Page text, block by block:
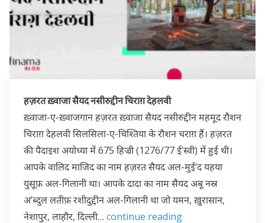
हज़रत ख़्वाजा सैयद नसीरुद्दीन चिराग़ देहलवी
ख़्वाजा-ए-ख़्वाजगान हज़रत ख़्वाजा सैयद नसीरुद्दीन महमूद रौशन
चिराग़ देहलवी सिलसिला-ए-चिश्तिया के रौशन चराग़ हैं। हज़रत
की पैदाइश अयोध्या में 675 हिज्री (1276/77 ई’स्वी) में हुई थी।
आपके वालिद माजिद का नाम हज़रत सैयद अल-मुई’द यहया
युसूफ़ अल-गिलानी था। आपके दादा का नाम सैयद अबू नस्र
अ’ब्दुल लतीफ़ रशीदुद्दीन अल-गिलानी था जो यमन, ख़ुरासान,
नेशापुर, लाहौर, दिल्ली… continue reading